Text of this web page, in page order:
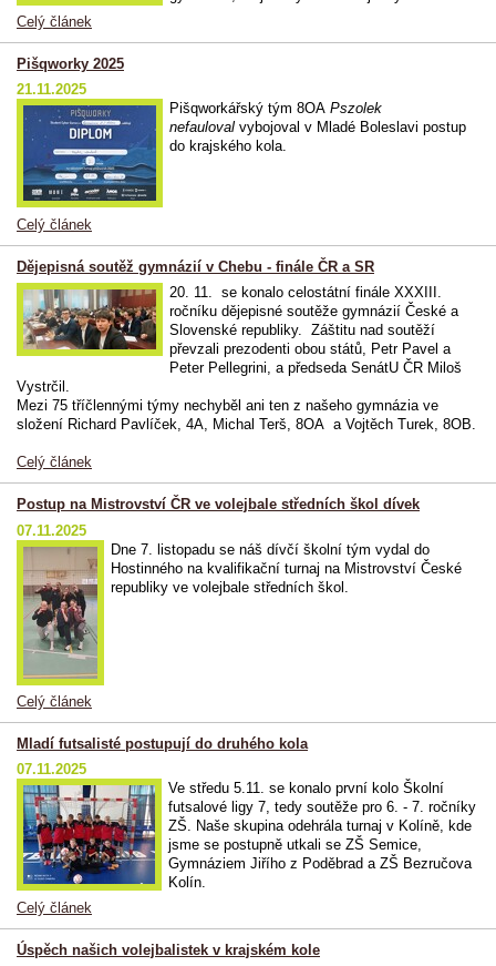
Celý článek
Pišqworky 2025
21.11.2025
Pišqworkářský tým 8OAPszolek
nefauloval vybojoval v Mladé Boleslavi postup
do krajského kola.
Celý článek
Dějepisná soutěž gymnázií v Chebu - finále ČR a SR
20. 11. se konalo celostátní finále XXXIII.
ročníku dějepisné soutěže gymnázií České a
Slovenské republiky. Záštitu nad soutěží
převzali prezodenti obou států, Petr Pavel a
Peter Pellegrini, a předseda SenátU ČR Miloš
Vystrčil.
Mezi 75 tříčlennými týmy nechyběl ani ten z našeho gymnázia ve
složení Richard Pavlíček, 4A, Michal Terš, 8OA a Vojtěch Turek, 8OB.
Celý článek
Postup na Mistrovství ČR ve volejbale středních škol dívek
07.11.2025
Dne 7. listopadu se náš dívčí školní tým vydal do
Hostinného na kvalifikační turnaj na Mistrovství České
republiky ve volejbale středních škol.
Celý článek
Mladí futsalisté postupují do druhého kola
07.11.2025
Ve středu 5.11. se konalo první kolo Školní
futsalové ligy 7, tedy soutěže pro 6. - 7. ročníky
ZŠ. Naše skupina odehrála turnaj v Kolíně, kde
jsme se postupně utkali se ZŠ Semice,
Gymnáziem Jiřího z Poděbrad a ZŠ Bezručova
Kolín.
Celý článek
Úspěch našich volejbalistek v krajském kole